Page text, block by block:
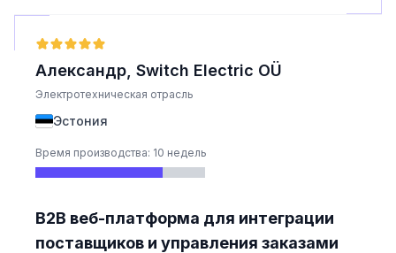
Александр, Switch Electric OÜ
Электротехническая отрасль
Эстония
Время производства: 10 недель
B2B веб-платформа для интеграции
поставщиков и управления заказами